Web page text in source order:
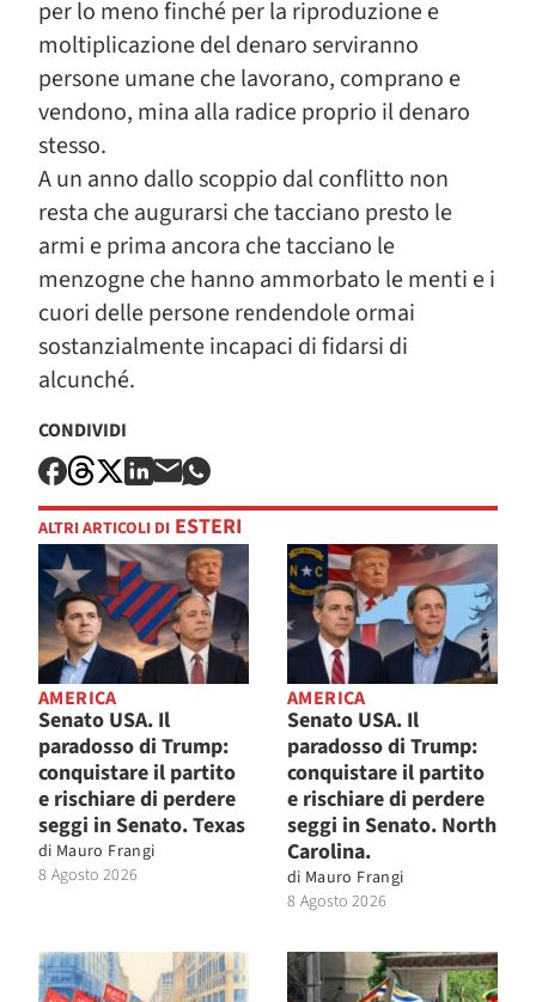
per lo meno finché per la riproduzione e
moltiplicazione del denaro serviranno
persone umane che lavorano, comprano e
vendono, mina alla radice proprio il denaro
stesso.
A un anno dallo scoppio dal conflitto non
resta che augurarsi che tacciano presto le
armi e prima ancora che tacciano le
menzogne che hanno ammorbato le menti e i
cuori delle persone rendendole ormai
sostanzialmente incapaci di fidarsi di
alcunché.
CONDIVIDI
ALTRI ARTICOLI DI ESTERI
AMERICA
Senato USA. Il
paradosso di Trump:
conquistare il partito
e rischiare di perdere
seggi in Senato. Texas
di Mauro Frangi
8 Agosto 2026
AMERICA
Senato USA. Il
paradosso di Trump:
conquistare il partito
e rischiare di perdere
seggi in Senato. North
Carolina.
di Mauro Frangi
8 Agosto 2026